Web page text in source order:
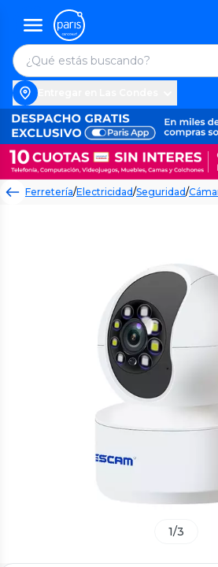
Ferretería/Electricidad/Seguridad/
1/3